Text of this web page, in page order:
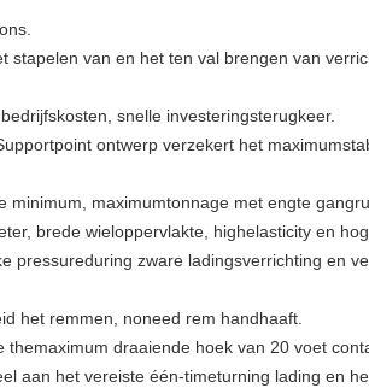
stapelen van en het ten val brengen van
snelle investeringsterugkeer.
ontwerp verzekert het
minimum, maximumtonnage met engte
brede wieloppervlakte, highelasticity en
pressureduring zware ladingsverrichting en
het remmen, noneed rem handhaaft.
draaiende hoek van 20 voet
aan het vereiste één-timeturning lading en